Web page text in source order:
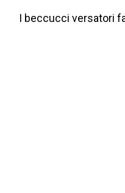
I beccucci versatori